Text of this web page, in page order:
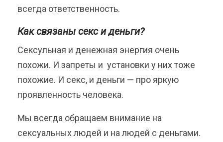
всегда ответственность.
Как связаны секс и деньги?
Сексульная и денежная энергия очень
похожи. И запреты и установки у них тоже
похожие. И секс, и деньги — про яркую
проявленность человека.
Мы всегда обращаем внимание на
сексуальных людей и на людей с деньгами.